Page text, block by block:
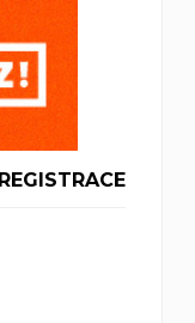
REGISTRACE